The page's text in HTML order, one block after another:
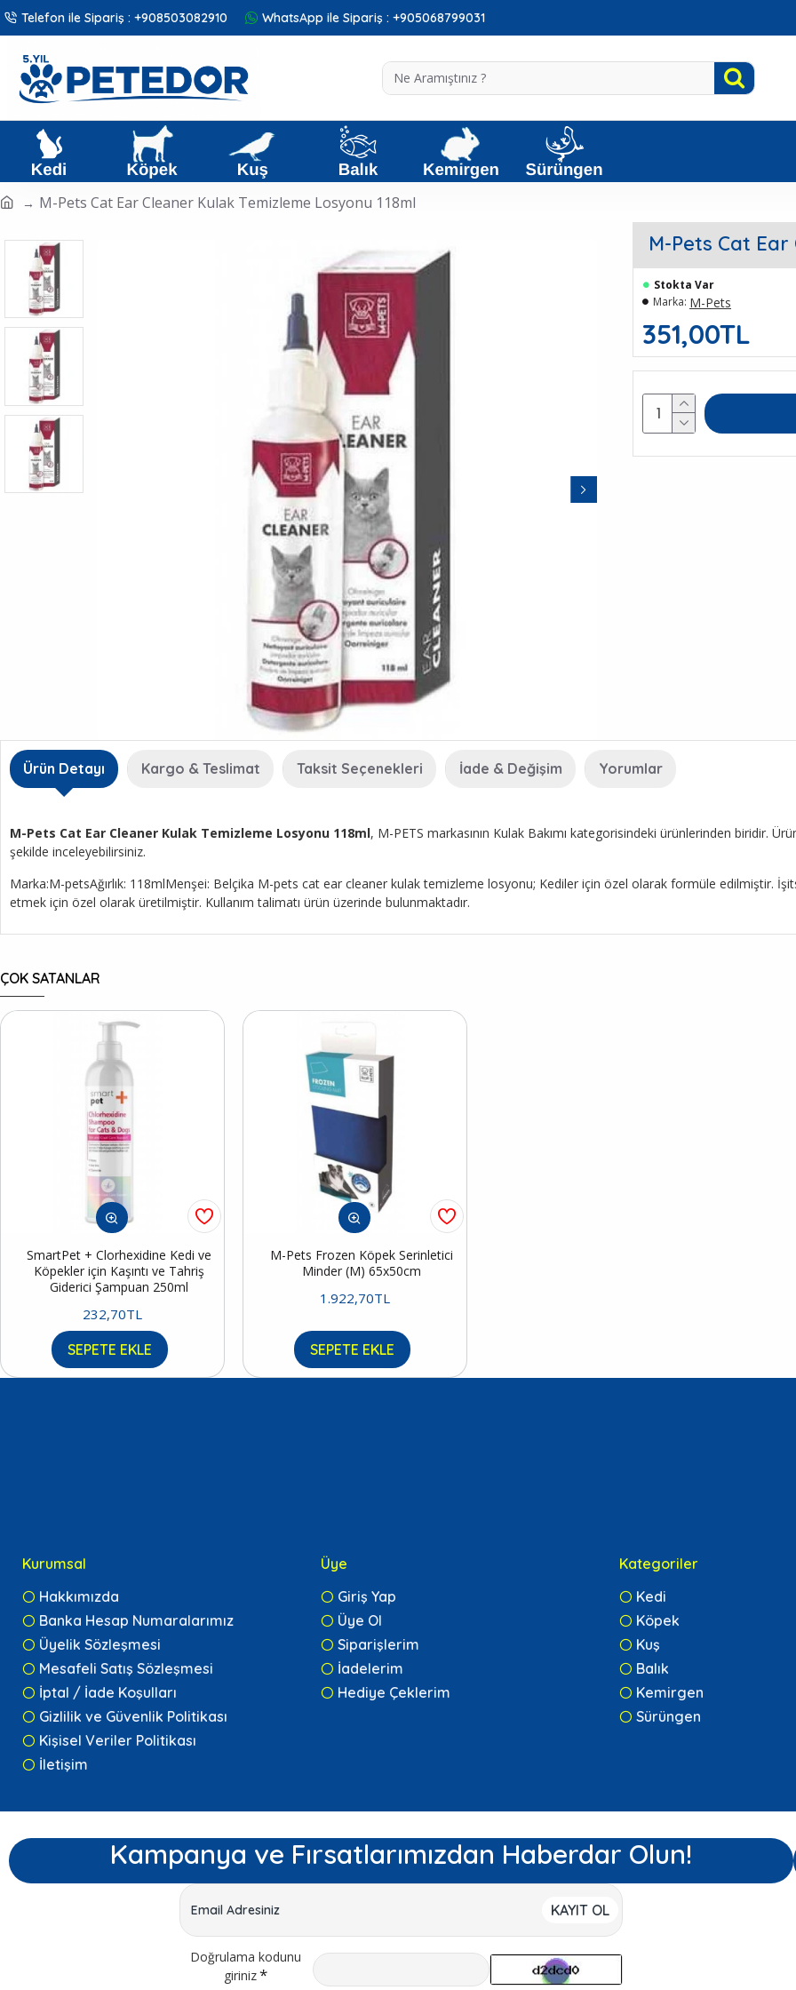
Telefon ile Sipariş : +908503082910 WhatsApp ile Sipariş : +905068799031
M-Pets Cat Ear Cleaner Kulak Temizleme Losyonu 118ml
M-Pets Cat
351,00TL
Stokta Var
Marka: M-Pets
Ürün Detayı Kargo & Teslimat Taksit Seçenekleri İade & Değişim Yorumlar
M-Pets Cat Ear Cleaner Kulak Temizleme Losyonu 118ml, M-PETS markasının Kulak Bakımı kategorisindeki ürünlerinden biridir.
şekilde inceleyebilirsiniz.
Marka:M-petsAğırlık: 118mlMenşei: Belçika M-pets cat ear cleaner kulak temizleme losyonu; Kediler için özel olarak formüle edilmiştir.
etmek için özel olarak üretilmiştir. Kullanım talimatı ürün üzerinde bulunmaktadır.
ÇOK SATANLAR
SmartPet + Clorhexidine Kedi ve
Köpekler için Kaşıntı ve Tahriş
Giderici Şampuan 250ml
232,70TL
SEPETE EKLE
M-Pets Frozen Köpek Serinletici
Minder (M) 65x50cm
1.922,70TL
SEPETE EKLE
Kurumsal
Hakkımızda
Banka Hesap Numaralarımız
Üyelik Sözleşmesi
Mesafeli Satış Sözleşmesi
İptal / İade Koşulları
Gizlilik ve Güvenlik Politikası
Kişisel Veriler Politikası
İletişim
Üye
Giriş Yap
Üye Ol
Siparişlerim
İadelerim
Hediye Çeklerim
Kategoriler
Kedi
Köpek
Kuş
Balık
Kemirgen
Sürüngen
Kampanya ve Fırsatlarımızdan Haberdar Olun!
KAYIT OL
Doğrulama kodunu
giriniz